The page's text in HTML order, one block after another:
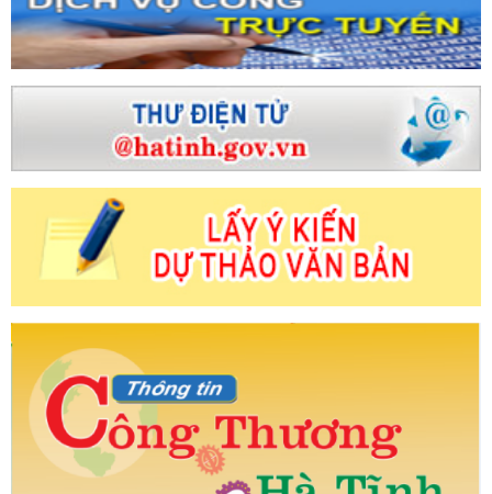
ngành Công Thương Việt Nam
Bắc Trung Bộ
Hội nghị ngành
gọn bộ máy các cơ quan của Quốc
và chúc Tết Đảng bộ, Chính
khai các nhiệm vụ cấp bách về
triển khai đồng bộ nhiệm vụ, giải
tươi, an toàn, lành mạnh, tiết kiệm.
CHÍNH TRÊN LĨNH VỰC CÔNG
Thương và CĐCT Hà Tĩnh nhân kỷ
Việt Nam
Công ty Điện
thành toàn diện kế hoạch năm
đẩy kết nối hợp tác trên nhiều lĩnh
phố khu vực phía Bắc lần thứ XVIII
xếp tổ chức bộ máy, đơn vị hành
nổ công nghiệp cho những người
các đơn vị trên địa bàn Hà Tĩnh
đạo sở Công Thương Hà Tĩnh
nghiệpmade in Hà Tĩnh tham gia
chế tạo năm 2023 tại Đà Nẵng
công tác năm 2022 và Hội nghị
đẩy nhanh tiến độ các dự án tại
hội thảo luận về dự án Luật Quản lý
Tuyên truyền doanh nghiệp, hợp
Thứ trưởng Phan Thị Thắng và
Kỳ